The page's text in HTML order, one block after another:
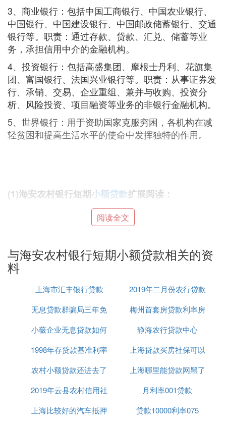
3、商业银行：包括中国工商银行、中国农业银行、
中国银行、中国建设银行、中国邮政储蓄银行、交通
银行等。职责：通过存款、贷款、汇兑、储蓄等业
务，承担信用中介的金融机构。
4、投资银行：包括高盛集团、摩根士丹利、花旗集
团、富国银行、法国兴业银行等。职责：从事证券发
行、承销、交易、企业重组、兼并与收购、投资分
析、风险投资、项目融资等业务的非银行金融机构。
5、世界银行：用于资助国家克服穷困，各机构在减
轻贫困和提高生活水平的使命中发挥独特的作用。
(1)海安农村银行短期小额贷款扩展阅读：
银行是经营货币的企业，它的存在方便了社会资金的
我们可以看出银行的业务，一方面，它以吸收存款的
方式，把社会上闲置的货币资金和小额货币节余集中
起来，然后以贷款的形式借给需要补充货币的人去使
用；在这里，银行充当贷款人和借款人的中介。
另一方面，银行为商品生产者和商人办理货币的收
付、结算等业务，它又充当支付中介。总之，银行起
商业银行的基本职能包括：信用中介、支付中介、信
用创造、金融服务。
㈡ 南通和信科技小额贷款股份有限公司怎
阅读全文
与海安农村银行短期小额贷款相关的资
料
上海市汇丰银行贷款
2019年二月份农行贷款
利率
无息贷款群骗局三年免
息
梅州首套房贷款利率房
贷上浮25
小薇企业无息贷款如何
贷款
静海农行贷款中心
1998年存贷款基准利率
上海贷款买房社保可以
补交吗
农村小额贷款还进去了
还可以再贷吗
上海哪里能贷款网黑了
已经
2019年云县农村信用社
贷款要求
月利率001贷款
上海比较好的汽车抵押
贷款10000利率075